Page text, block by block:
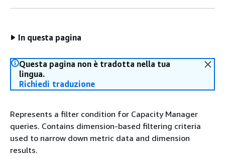
In questa pagina
Questa pagina non è tradotta nella tua
lingua.
Richiedi traduzione
Represents a filter condition for Capacity Manager
queries. Contains dimension-based filtering criteria
used to narrow down metric data and dimension
results.